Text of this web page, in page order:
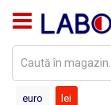
PRODUSE
DENTARĂ
euro lei